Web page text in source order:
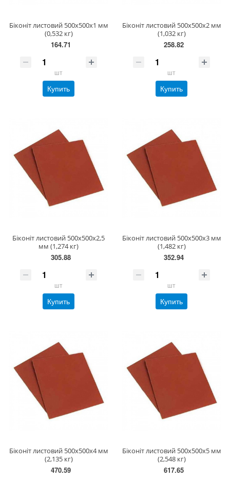
Біконіт листовий 500х500х1 мм
(0,532 кг)
164.71
шт
Купить
Біконіт листовий 500х500х2 мм
(1,032 кг)
258.82
шт
Купить
Біконіт листовий 500х500х2,5
мм (1,274 кг)
305.88
шт
Купить
Біконіт листовий 500х500х3 мм
(1,482 кг)
352.94
шт
Купить
Біконіт листовий 500х500х4 мм
(2,135 кг)
470.59
Біконіт листовий 500х500х5 мм
(2,548 кг)
617.65